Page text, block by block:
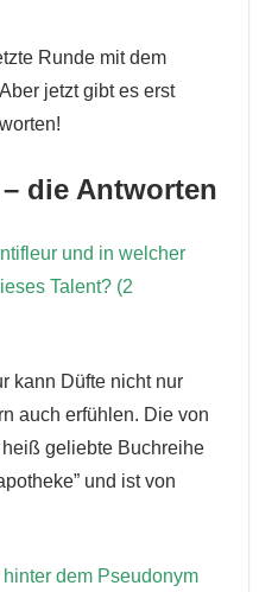
Runde mit dem
jetzt gibt es erst
die Antworten
und in welcher
Talent? (2
kann Düfte nicht nur
auch erfühlen. Die von
heiß geliebte Buchreihe
und ist von
dem Pseudonym